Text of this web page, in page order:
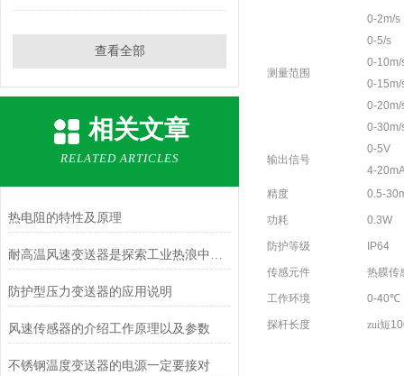
查看全部
相关文章
RELATED ARTICLES
热电阻的特性及原理
耐高温风速变送器是探索工业热浪中的守护者
防护型压力变送器的应用说明
风速传感器的介绍工作原理以及参数
不锈钢温度变送器的电源一定要接对
测量范围
0-
0-5/s
0-
0-
0-20m/
0-30m/
输出信号
0-5V
4-
精度
0.5-
功耗 0.3W
防护等级 IP64
传感元件 热膜传
工作环境 0-40℃
探杆长度 zui短